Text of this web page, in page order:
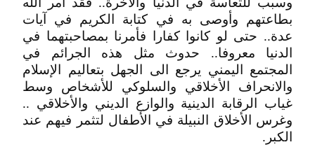
بطاعتهم وأوصى به في كتابة الكريم في آيات
عدة.. حتى لو كانوا كفارا فأمرنا بمصاحبتهما في
الدنيا معروفا.. حدوث مثل هذه الجرائم في
المجتمع اليمني يرجع الى الجهل بتعاليم الإسلام
والانحراف الأخلاقي والسلوكي للأشخاص وسط
غياب الرقابة الدينية والوازع الديني والأخلاقي ..
وغرس الأخلاق النبيلة في الأطفال لتثمر فيهم عند
الكبر.